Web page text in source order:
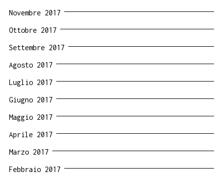
Novembre 2017
Ottobre 2017
Settembre 2017
Agosto 2017
Luglio 2017
Giugno 2017
Maggio 2017
Aprile 2017
Marzo 2017
Febbraio 2017